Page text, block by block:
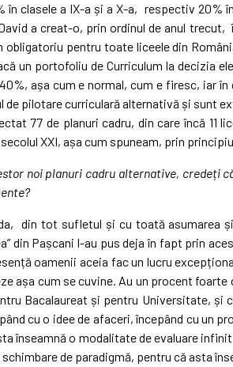
în clasele a IX-a și a X-a, respectiv
a creat-o, prin ordinul de anul
obligatoriu pentru toate liceele din
un portofoliu de Curriculum la decizia
așa cum e normal, cum e firesc, iar
pilotare curriculară alternativă și sunt
77 de planuri cadru, din care încă
XXI, așa cum spuneam, prin
noi planuri cadru alternative, credeți
din tot sufletul și cu toată asumarea
din Pașcani l-au pus deja în fapt prin
oamenii aceia fac un lucru
așa cum se cuvine. Au un procent
Bacalaureat și pentru Universitate,
cu o idee de afaceri, începând cu un
înseamnă o modalitate de evaluare
de paradigmă, pentru că asta